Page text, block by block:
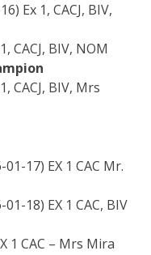
Ex 1, CACJ, BIV,
CACJ, BIV, NOM
CACJ, BIV, Mrs
17) EX 1 CAC Mr.
18) EX 1 CAC, BIV
1 CAC – Mrs Mira